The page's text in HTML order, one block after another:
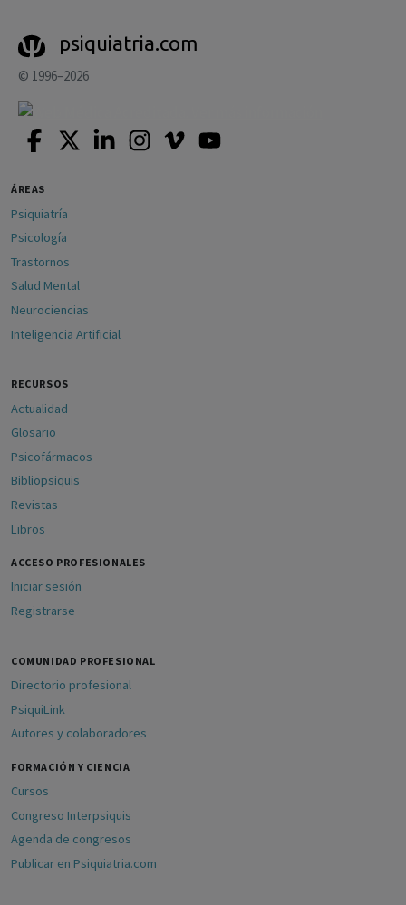
psiquiatria.com
© 1996–2026
ÁREAS
Psiquiatría
Psicología
Trastornos
Salud Mental
Neurociencias
Inteligencia Artificial
RECURSOS
Actualidad
Glosario
Psicofármacos
Bibliopsiquis
Revistas
Libros
ACCESO PROFESIONALES
Iniciar sesión
Registrarse
COMUNIDAD PROFESIONAL
Directorio profesional
PsiquiLink
Autores y colaboradores
FORMACIÓN Y CIENCIA
Cursos
Congreso Interpsiquis
Agenda de congresos
Publicar en Psiquiatria.com